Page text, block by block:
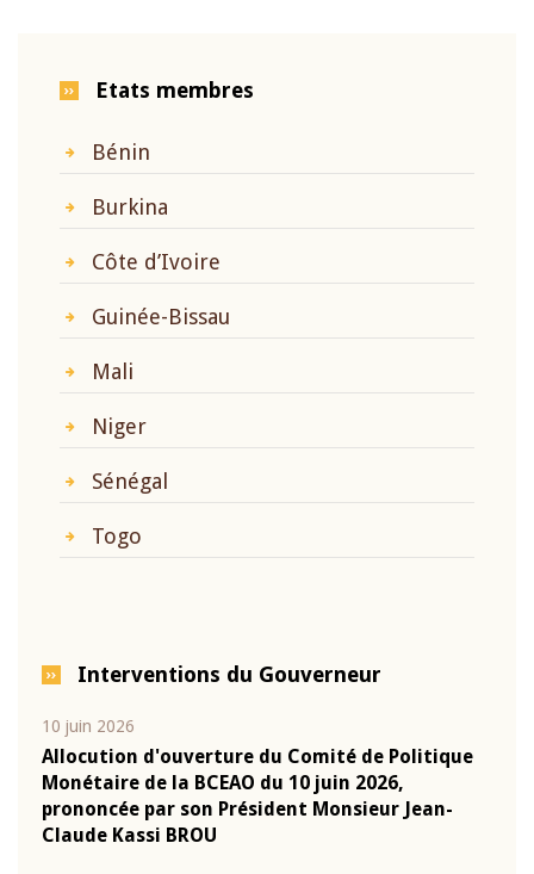
Etats membres
Bénin
Burkina
Côte d’Ivoire
Guinée-Bissau
Mali
Niger
Sénégal
Togo
Interventions du Gouverneur
10 juin 2026
Allocution d'ouverture du Comité de Politique
Monétaire de la BCEAO du 10 juin 2026,
prononcée par son Président Monsieur Jean-
Claude Kassi BROU